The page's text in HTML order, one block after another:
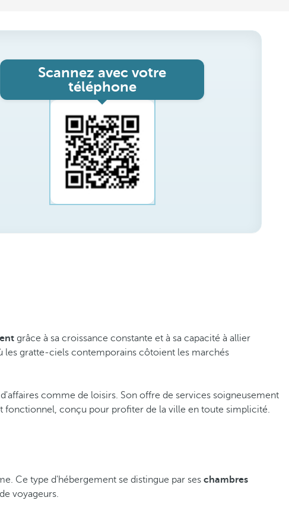
Scannez avec votre
téléphone
grâce à sa croissance constante et à sa capacité à allier
les gratte-ciels contemporains côtoient les marchés
comme de loisirs. Son offre de services soigneusement
conçu pour profiter de la ville en toute simplicité.
Ce type d'hébergement se distingue par ses chambres
voyageurs.